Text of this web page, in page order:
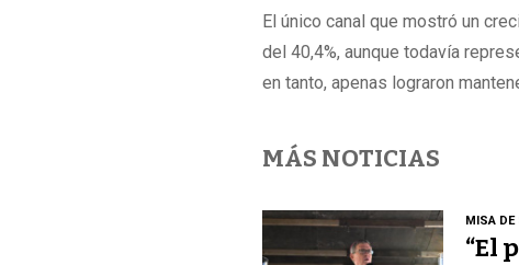
El único canal que mostró un
del 40,4%, aunque todavía
en tanto, apenas lograron
MÁS NOTICIAS
MISA DE
“El